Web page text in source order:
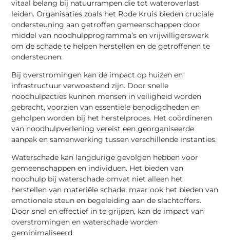
vitaal belang bij natuurrampen die tot wateroverlast
leiden. Organisaties zoals het Rode Kruis bieden cruciale
ondersteuning aan getroffen gemeenschappen door
middel van noodhulpprogramma’s en vrijwilligerswerk
om de schade te helpen herstellen en de getroffenen te
ondersteunen.
Bij overstromingen kan de impact op huizen en
infrastructuur verwoestend zijn. Door snelle
noodhulpacties kunnen mensen in veiligheid worden
gebracht, voorzien van essentiële benodigdheden en
geholpen worden bij het herstelproces. Het coördineren
van noodhulpverlening vereist een georganiseerde
aanpak en samenwerking tussen verschillende instanties.
Waterschade kan langdurige gevolgen hebben voor
gemeenschappen en individuen. Het bieden van
noodhulp bij waterschade omvat niet alleen het
herstellen van materiële schade, maar ook het bieden van
emotionele steun en begeleiding aan de slachtoffers.
Door snel en effectief in te grijpen, kan de impact van
overstromingen en waterschade worden
geminimaliseerd.